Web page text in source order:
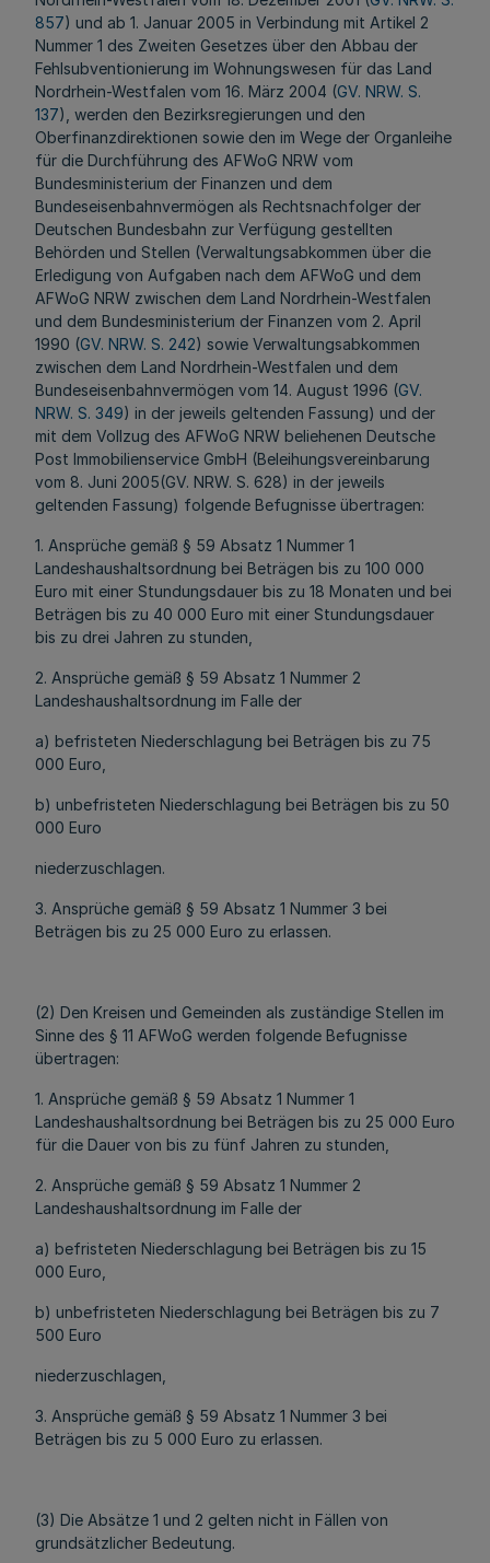
857) und ab 1. Januar 2005 in Verbindung mit Artikel 2
Nummer 1 des Zweiten Gesetzes über den Abbau der
Fehlsubventionierung im Wohnungswesen für das Land
Nordrhein-Westfalen vom 16. März 2004 (GV. NRW. S.
137), werden den Bezirksregierungen und den
Oberfinanzdirektionen sowie den im Wege der Organleihe
für die Durchführung des AFWoG NRW vom
Bundesministerium der Finanzen und dem
Bundeseisenbahnvermögen als Rechtsnachfolger der
Deutschen Bundesbahn zur Verfügung gestellten
Behörden und Stellen (Verwaltungsabkommen über die
Erledigung von Aufgaben nach dem AFWoG und dem
AFWoG NRW zwischen dem Land Nordrhein-Westfalen
und dem Bundesministerium der Finanzen vom 2. April
1990 (GV. NRW. S. 242) sowie Verwaltungsabkommen
zwischen dem Land Nordrhein-Westfalen und dem
Bundeseisenbahnvermögen vom 14. August 1996 (GV.
NRW. S. 349) in der jeweils geltenden Fassung) und der
mit dem Vollzug des AFWoG NRW beliehenen Deutsche
Post Immobilienservice GmbH (Beleihungsvereinbarung
vom 8. Juni 2005(GV. NRW. S. 628) in der jeweils
geltenden Fassung) folgende Befugnisse übertragen:
1. Ansprüche gemäß § 59 Absatz 1 Nummer 1
Landeshaushaltsordnung bei Beträgen bis zu 100 000
Euro mit einer Stundungsdauer bis zu 18 Monaten und bei
Beträgen bis zu 40 000 Euro mit einer Stundungsdauer
bis zu drei Jahren zu stunden,
2. Ansprüche gemäß § 59 Absatz 1 Nummer 2
Landeshaushaltsordnung im Falle der
a) befristeten Niederschlagung bei Beträgen bis zu 75
000 Euro,
b) unbefristeten Niederschlagung bei Beträgen bis zu 50
000 Euro
niederzuschlagen.
3. Ansprüche gemäß § 59 Absatz 1 Nummer 3 bei
Beträgen bis zu 25 000 Euro zu erlassen.
(2) Den Kreisen und Gemeinden als zuständige Stellen im
Sinne des § 11 AFWoG werden folgende Befugnisse
übertragen:
1. Ansprüche gemäß § 59 Absatz 1 Nummer 1
Landeshaushaltsordnung bei Beträgen bis zu 25 000 Euro
für die Dauer von bis zu fünf Jahren zu stunden,
2. Ansprüche gemäß § 59 Absatz 1 Nummer 2
Landeshaushaltsordnung im Falle der
a) befristeten Niederschlagung bei Beträgen bis zu 15
000 Euro,
b) unbefristeten Niederschlagung bei Beträgen bis zu 7
500 Euro
niederzuschlagen,
3. Ansprüche gemäß § 59 Absatz 1 Nummer 3 bei
Beträgen bis zu 5 000 Euro zu erlassen.
(3) Die Absätze 1 und 2 gelten nicht in Fällen von
grundsätzlicher Bedeutung.